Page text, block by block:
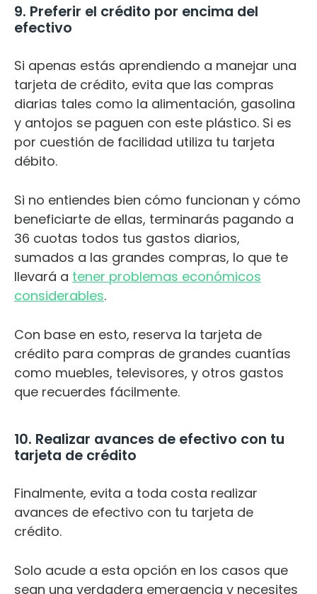
9. Preferir el crédito por encima del
efectivo
Si apenas estás aprendiendo a manejar una
tarjeta de crédito, evita que las compras
diarias tales como la alimentación, gasolina
y antojos se paguen con este plástico. Si es
por cuestión de facilidad utiliza tu tarjeta
débito.
Si no entiendes bien cómo funcionan y cómo
beneficiarte de ellas, terminarás pagando a
36 cuotas todos tus gastos diarios,
sumados a las grandes compras, lo que te
llevará a tener problemas económicos
considerables.
Con base en esto, reserva la tarjeta de
crédito para compras de grandes cuantías
como muebles, televisores, y otros gastos
que recuerdes fácilmente.
10. Realizar avances de efectivo con tu
tarjeta de crédito
Finalmente, evita a toda costa realizar
avances de efectivo con tu tarjeta de
crédito.
Solo acude a esta opción en los casos que
sean una verdadera emergencia y necesites